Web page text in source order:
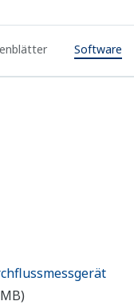
Software